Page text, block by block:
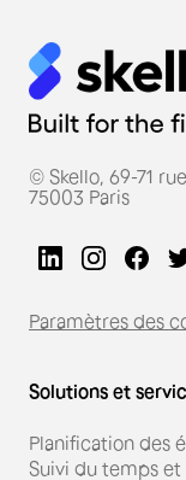
© Skello, 69-71
75003 Paris
Paramètres des
Solutions et
Planification des
Suivi du temps et